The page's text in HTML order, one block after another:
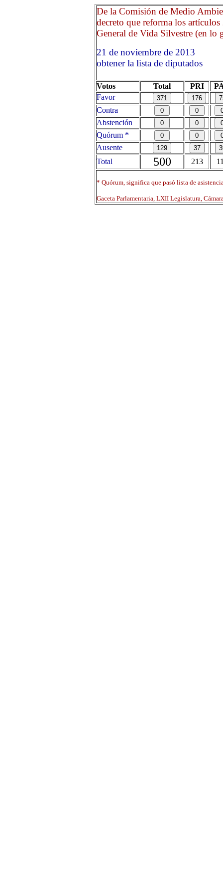
De la Comisión de Medio
decreto que reforma los
General de Vida Silvestre (en lo
21 de noviembre de
obtener la lista de diputados
Votos Total PRI
Favor
Contra
Abstención
Quórum *
Ausente
Total
500 213
* Quórum, significa que pasó lista de
Gaceta Parlamentaria, LXII Legislatura,